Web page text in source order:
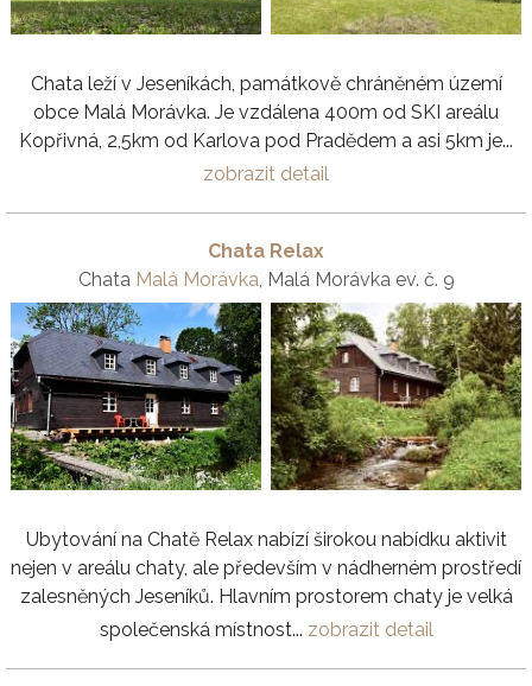
Chata leží v Jeseníkách, památkově chráněném území
obce Malá Morávka. Je vzdálena 400m od SKI areálu
Kopřivná, 2,5km od Karlova pod Pradědem a asi 5km je...
zobrazit detail
Chata Relax
Chata Malá Morávka, Malá Morávka ev. č. 9
Ubytování na Chatě Relax nabízí širokou nabídku aktivit
nejen v areálu chaty, ale především v nádherném prostředí
zalesněných Jeseníků. Hlavním prostorem chaty je velká
společenská místnost... zobrazit detail